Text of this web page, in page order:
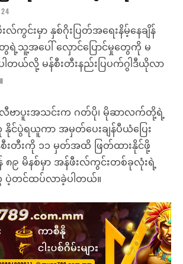
လ်ကွင်းမှာ နှစ်ဂိုးပြတ်အရေးနိမ့်နေချိန်
သူ့အပေါ် လှောင်ပြောင်မှုတွေကို မ
ါတယ်လို့ မန်စီးတီးနည်းပြပက်ဂွါဒီယိုလာ
ဗာပူးအသင်းက ဂတ်ပို၊ မိုဆာလက်တို့ရဲ့
င်ပွဲရယူကာ အမှတ်ပေးချန်ပီယံပြေး
းတီးကို ၁၁ မှတ်အထိ ဖြတ်ထားနိုင်ဖို့
ျိန် ၈၉ မိနစ်မှာ အန်ဖီးလ်ကွင်းတစ်ခုလုံးရဲ့
ပဲ့တင်ထပ်လာခဲ့ပါတယ်။